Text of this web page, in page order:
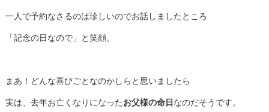
一人で予約なさるのは珍しいのでお話しましたところ
「記念の日なので」と笑顔。
まあ！どんな喜びごとなのかしらと思いましたら
実は、去年お亡くなりになったお父様の命日 なのだそうです。